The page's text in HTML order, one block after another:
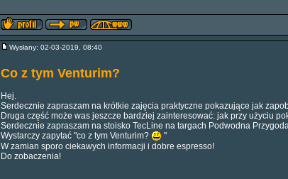
Wysłany: 02-03-2019, 08:40
Co z tym Venturim?
Hej.
Serdecznie zapraszam na krótkie zajęcia praktyczne pokazujące jak
Druga część może was jeszcze bardziej zainteresować: jak przy użyciu
Serdecznie zapraszam na stoisko TecLine na targach Podwodna
Wystarczy zapytać "co z tym Venturim?
"
W zamian sporo ciekawych informacji i dobre espresso!
Do zobaczenia!